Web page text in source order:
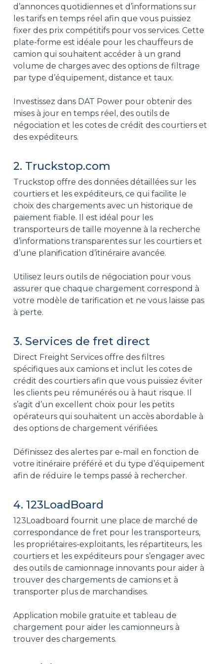
d’annonces quotidiennes et d’informations sur
les tarifs en temps réel afin que vous puissiez
fixer des prix compétitifs pour vos services. Cette
plate-forme est idéale pour les chauffeurs de
camion qui souhaitent accéder à un grand
volume de charges avec des options de filtrage
par type d’équipement, distance et taux.
Investissez dans DAT Power pour obtenir des
mises à jour en temps réel, des outils de
négociation et les cotes de crédit des courtiers et
des expéditeurs.
2. Truckstop.com
Truckstop offre des données détaillées sur les
courtiers et les expéditeurs, ce qui facilite le
choix des chargements avec un historique de
paiement fiable. Il est idéal pour les
transporteurs de taille moyenne à la recherche
d’informations transparentes sur les courtiers et
d’une planification d’itinéraire avancée.
Utilisez leurs outils de négociation pour vous
assurer que chaque chargement correspond à
votre modèle de tarification et ne vous laisse pas
à perte.
3. Services de fret direct
Direct Freight Services offre des filtres
spécifiques aux camions et inclut les cotes de
crédit des courtiers afin que vous puissiez éviter
les clients peu rémunérés ou à haut risque. Il
s’agit d’un excellent choix pour les petits
opérateurs qui souhaitent un accès abordable à
des options de chargement vérifiées.
Définissez des alertes par e-mail en fonction de
votre itinéraire préféré et du type d’équipement
afin de réduire le temps passé à rechercher.
4. 123LoadBoard
123Loadboard fournit une place de marché de
correspondance de fret pour les transporteurs,
les propriétaires-exploitants, les répartiteurs, les
courtiers et les expéditeurs pour s’engager avec
des outils de camionnage innovants pour aider à
trouver des chargements de camions et à
transporter plus de marchandises.
Application mobile gratuite et tableau de
chargement pour aider les camionneurs à
trouver des chargements.